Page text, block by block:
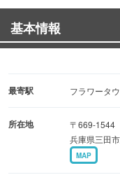
ースハムをオードブ
シーなステーキとと
基本情報
最寄駅 フラワータ
所在地
〒669-1544
兵庫県三田
MAP